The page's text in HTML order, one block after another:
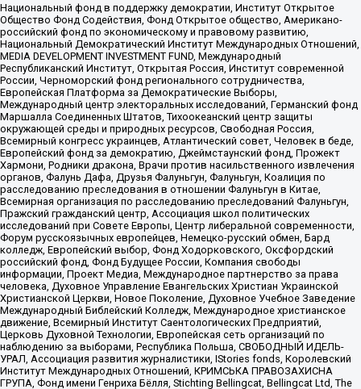
Национальный фонд в поддержку демократии, Институт Открытое
Общество Фонд Содействия, Фонд Открытое общество, Американо-
российский фонд по экономическому и правовому развитию,
Национальный Демократический Институт Международных Отношений,
MEDIA DEVELOPMENT INVESTMENT FUND, Международный
Республиканский Институт, Открытая Россия, Институт современной
России, Черноморский фонд регионального сотрудничества,
Европейская Платформа за Демократические Выборы,
Международный центр электоральных исследований, Германский фонд
Маршалла Соединенных Штатов, Тихоокеанский центр защиты
окружающей среды и природных ресурсов, Свободная Россия,
Всемирный конгресс украинцев, Атлантический совет, Человек в беде,
Европейский фонд за демократию, Джеймстаунский фонд, Прожект
Хармони, Родники дракона, Врачи против насильственного извлечения
органов, Фалунь Дафа, Друзья Фалуньгун, Фалуньгун, Коалиция по
расследованию преследования в отношении Фалуньгун в Китае,
Всемирная организация по расследованию преследований Фалуньгун,
Пражский гражданский центр, Ассоциация школ политических
исследований при Совете Европы, Центр либеральной современности,
Форум русскоязычных европейцев, Немецко-русский обмен, Бард
колледж, Европейский выбор, Фонд Ходорковского, Оксфордский
российский фонд, Фонд Будущее России, Компания свободы
информации, Проект Медиа, Международное партнерство за права
человека, Духовное Управление Евангельских Христиан Украинской
Христианской Церкви, Новое Поколение, Духовное Учебное Заведение
Международный Библейский Колледж, Международное христианское
движение, Всемирный Институт Саентологических Предприятий,
Церковь Духовной Технологии, Европейская сеть организаций по
наблюдению за выборами, Республика Польша, СВОБОДНЫЙ ИДЕЛЬ-
УРАЛ, Ассоциация развития журналистики, IStories fonds, Королевский
Институт Международных Отношений, КРИМСЬКА ПРАВОЗАХИСНА
ГРУПА, Фонд имени Генриха Бёлля, Stichting Bellingcat, Bellingcat Ltd, The